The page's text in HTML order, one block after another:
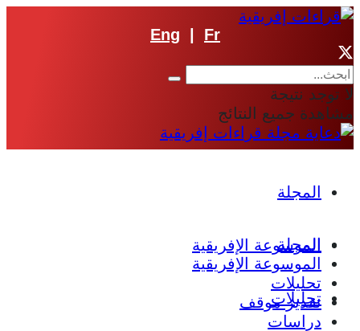
Eng Fr
لا توجد نتيجة
مشاهدة جميع النتائج
المجلة
الموسوعة الإفريقية
تحليلات
المجلة
الموسوعة الإفريقية
تحليلات
تقدير موقف
دراسات